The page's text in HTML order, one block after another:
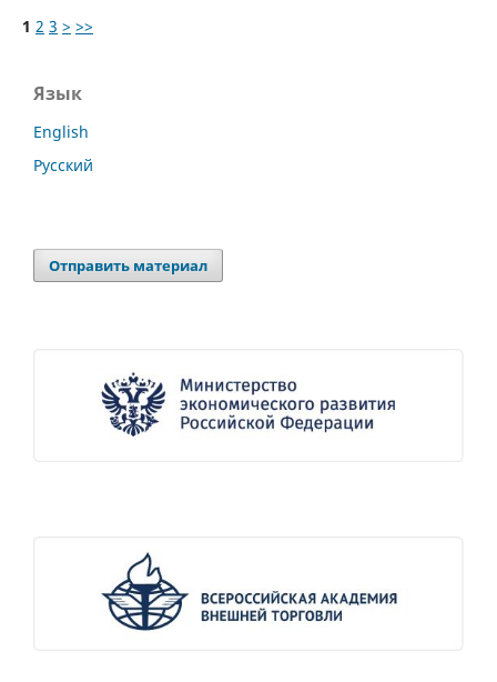
1 2 3 > >>
Язык
English
Русский
Отправить материал